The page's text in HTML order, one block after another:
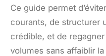
Ce guide permet
courants, de structurer
crédible, et de
volumes sans affaiblir